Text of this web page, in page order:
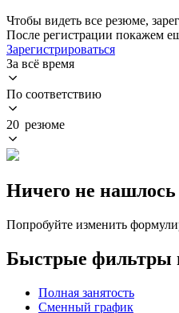
Чтобы видеть все резюме,
После регистрации покажем
Зарегистрироваться
За всё время
По соответствию
20 резюме
Ничего не нашлось
Попробуйте изменить
Быстрые фильтры
Полная занятость
Сменный график